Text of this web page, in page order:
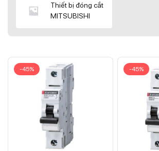
Thiết bị đóng cắt
MITSUBISHI
-45% -45%